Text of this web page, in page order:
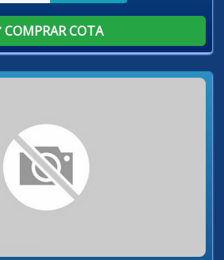
COMPRAR COTA